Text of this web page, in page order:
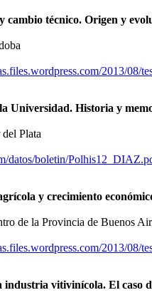
cambio técnico. Origen y
2013/08/
Universidad. Historia y
Plata
datos/boletin/
y crecimiento
de la Provincia de Buenos
2013/08/
vitivinícola. El caso